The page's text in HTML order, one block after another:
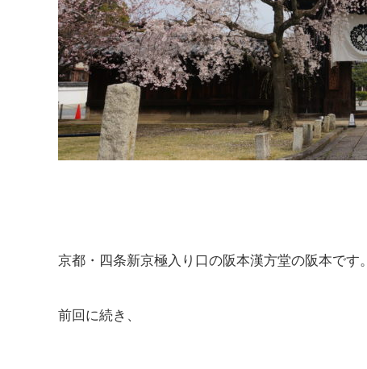
京都・四条新京極入り口の阪本漢方堂の阪本です。
前回に続き、